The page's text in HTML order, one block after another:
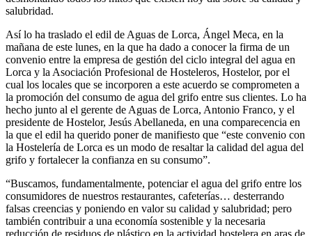
salubridad.
Así lo ha traslado el edil de Aguas de Lorca, Ángel Meca, en la
mañana de este lunes, en la que ha dado a conocer la firma de un
convenio entre la empresa de gestión del ciclo integral del agua en
Lorca y la Asociación Profesional de Hosteleros, Hostelor, por el
cual los locales que se incorporen a este acuerdo se comprometen a
la promoción del consumo de agua del grifo entre sus clientes. Lo ha
hecho junto al el gerente de Aguas de Lorca, Antonio Franco, y el
presidente de Hostelor, Jesús Abellaneda, en una comparecencia en
la que el edil ha querido poner de manifiesto que “este convenio con
la Hostelería de Lorca es un modo de resaltar la calidad del agua del
grifo y fortalecer la confianza en su consumo”.
“Buscamos, fundamentalmente, potenciar el agua del grifo entre los
consumidores de nuestros restaurantes, cafeterías… desterrando
falsas creencias y poniendo en valor su calidad y salubridad; pero
también contribuir a una economía sostenible y la necesaria
reducción de residuos de plástico en la actividad hostelera en aras de